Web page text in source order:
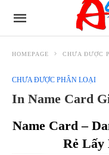
HOMEPAGE CHƯA ĐƯỢC
CHƯA ĐƯỢC PHÂN LOẠI
In Name Card
Name Card –
Rẻ Lấy